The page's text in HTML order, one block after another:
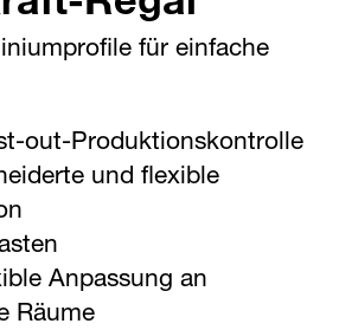
für einfache
out-Produktionskontrolle
und flexible
Anpassung an
Räume
Produktfluss mit Hilfe
ermöglichen die
bei
mobile Anwendungen
unter Verwendung
ermöglichen die
verfügbar
ermöglicht schnelle
in modularer Bauweise,
oder mit
Aufbauten und